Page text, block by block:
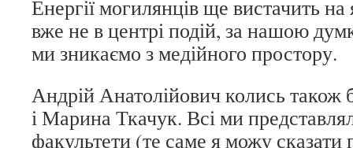
Енергії могилянців ще вистачить
вже не в центрі подій, за нашою
ми зникаємо з медійного простору.
Андрій Анатолійович колись також
і Марина Ткачук. Всі ми
факультети (те саме я можу сказати